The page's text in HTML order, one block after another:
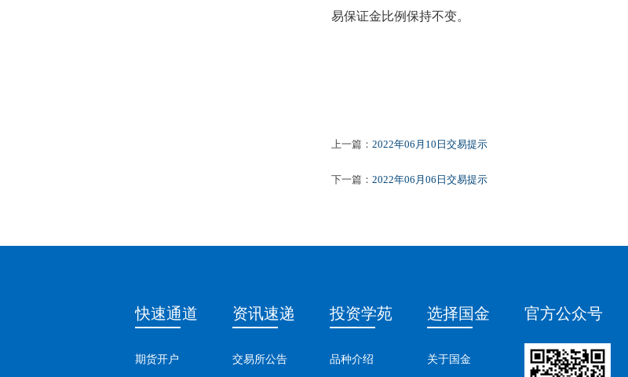
易保证金比例保持不变。
上一篇： 2022年06月10日交易提示
下一篇： 2022年06月06日交易提示
快速通道
期货开户
资讯速递
交易所公告
投资学苑
品种介绍
选择国金
关于国金
官方公众号